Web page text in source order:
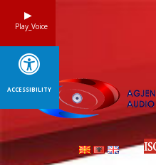
Play_Voice
ACCESSIBILITY